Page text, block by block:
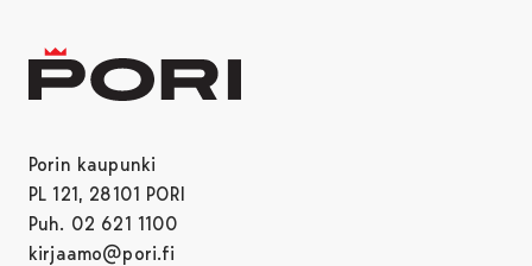
Porin kaupunki
PL 121, 28101 PORI
Puh. 02 621 1100
kirjaamo@pori.fi